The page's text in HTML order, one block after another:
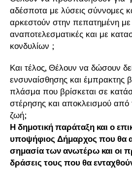
αδέσποτα με λύσεις σύννομες
αρκεστούν στην πεπατημένη με
αναποτελεσματικές και με
κονδυλίων ;
Και τέλος, Θέλουν να δώσουν
ενσυναίσθησης και έμπρακτης
πλάσμα που βρίσκεται σε
στέρησης και αποκλεισμού από
ζωή;
Η δημοτική παράταξη και ο
υποψήφιος Δήμαρχος που θα
σημασία των ανωτέρω και οι
δράσεις τους που θα